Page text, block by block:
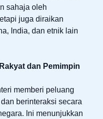
sahaja oleh
juga diraikan
India, dan etnik lain
dan Pemimpin
memberi peluang
berinteraksi secara
Ini menunjukkan